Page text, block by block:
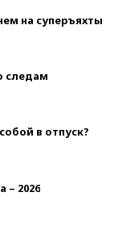
на суперъяхты
следам
в отпуск?
– 2026